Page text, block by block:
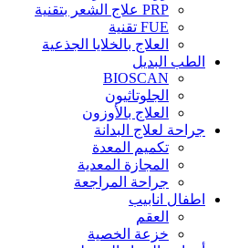
PRP علاج الشعر بتقنية
FUE تقنية
العلاج بالخلايا الجذعية
الطب البديل
BIOSCAN
الجلوتاثيون
العلاج بالأوزون
جراحة لعلاج البدانة
تكميم المعدة
المجازة المعدية
جراحة المراجعة
اطفال انابيب
العقم
خزعة الخصية